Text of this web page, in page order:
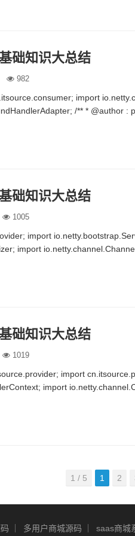
础知识大总结
982
import
/** * @author :
础知识大总结
1005
import
import
础知识大总结
1019
import
import
1 / 5 1 2
多用户商城源码 saas商城